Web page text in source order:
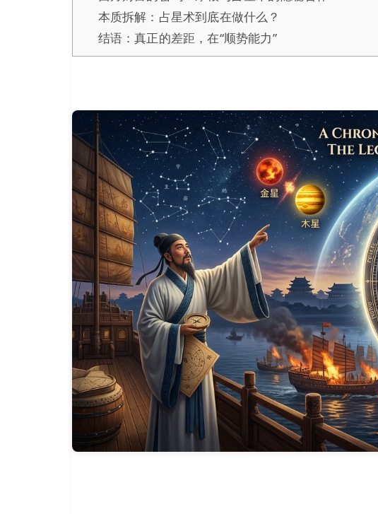
本质拆解：占星术到底在做什么？
结语：真正的差距，在“顺势能力”